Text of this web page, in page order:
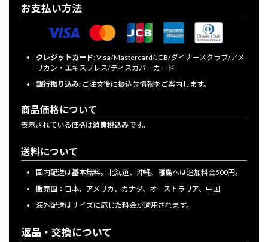
お支払い方法
クレジットカード: Visa/Mastercard/JCB/ダイナースクラブ/アメ
リカン・エキスプレス/ディスカバーカード
銀行振り込み: ご注文後に振込先情報をご案内します。
商品価格について
表示されている価格は消費税込みです。
送料について
国内配送は基本無料。北海道、沖縄、離島へは追加料金500円。
販売国： 日本、アメリカ、カナダ、オーストラリア、中国
海外配送はサイズに応じた料金が適用されます。
返品・交換について